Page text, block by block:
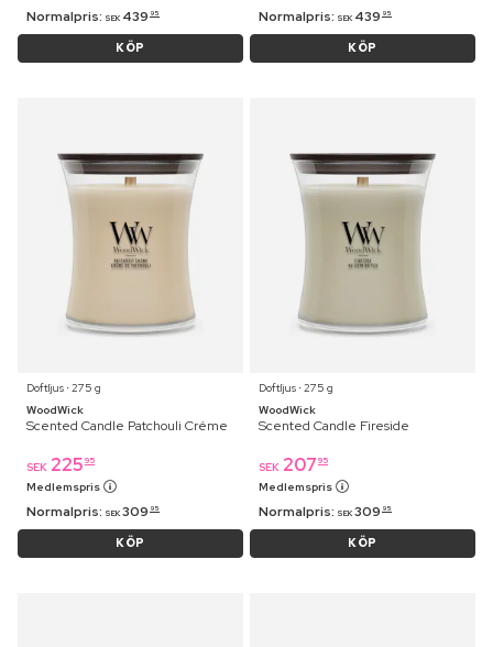
Normalpris: SEK 439 95
KÖP
Normalpris: SEK 439 95
KÖP
Doftljus ⋅ 275 g
WoodWick
Scented Candle Patchouli Créme
SEK 225 95
Medlemspris
Normalpris: SEK 309 95
KÖP
Doftljus ⋅ 275 g
WoodWick
Scented Candle Fireside
SEK 207 95
Medlemspris
Normalpris: SEK 309 95
KÖP